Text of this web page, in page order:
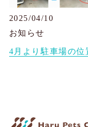
がん・腫瘍
よくあるご質問
ブログ
お問い合わせ
2025/04/10
お知らせ